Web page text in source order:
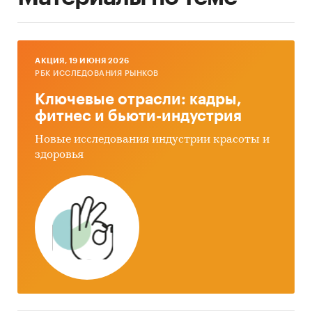
AКЦИЯ, 19 ИЮНЯ 2026
РБК ИССЛЕДОВАНИЯ РЫНКОВ
Ключевые отрасли: кадры,
фитнес и бьюти-индустрия
Новые исследования индустрии красоты и
здоровья